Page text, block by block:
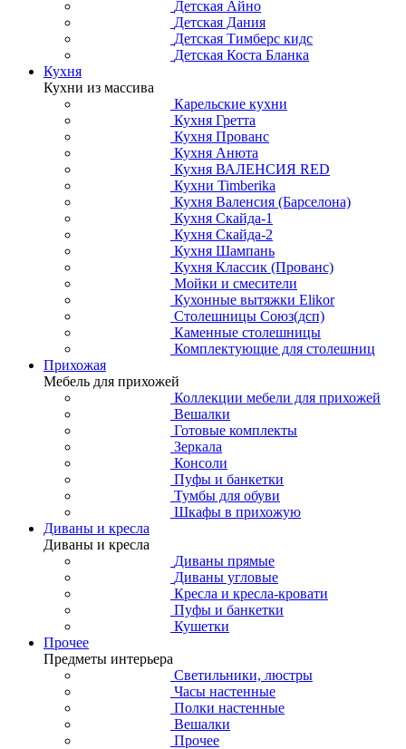
Детская Айно
Детская Дания
Детская Тимберс кидс
Детская Коста Бланка
Кухня
Кухни из массива
Карельские кухни
Кухня Гретта
Кухня Прованс
Кухня Анюта
Кухня ВАЛЕНСИЯ RED
Кухни Timberika
Кухня Валенсия (Барселона)
Кухня Скайда-1
Кухня Скайда-2
Кухня Шампань
Кухня Классик (Прованс)
Мойки и смесители
Кухонные вытяжки Elikor
Столешницы Союз(дсп)
Каменные столешницы
Комплектующие для столешниц
Прихожая
Мебель для прихожей
Коллекции мебели для прихожей
Вешалки
Готовые комплекты
Зеркала
Консоли
Пуфы и банкетки
Тумбы для обуви
Шкафы в прихожую
Диваны и кресла
Диваны и кресла
Диваны прямые
Диваны угловые
Кресла и кресла-кровати
Пуфы и банкетки
Кушетки
Прочее
Предметы интерьера
Светильники, люстры
Часы настенные
Полки настенные
Вешалки
Прочее